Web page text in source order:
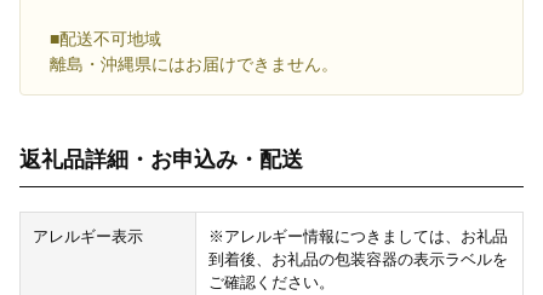
■配送不可地域
離島・沖縄県にはお届けできません。
返礼品詳細・お申込み・配送
アレルギー表示
※アレルギー情報につきましては、お礼品
到着後、お礼品の包装容器の表示ラベルを
ご確認ください。